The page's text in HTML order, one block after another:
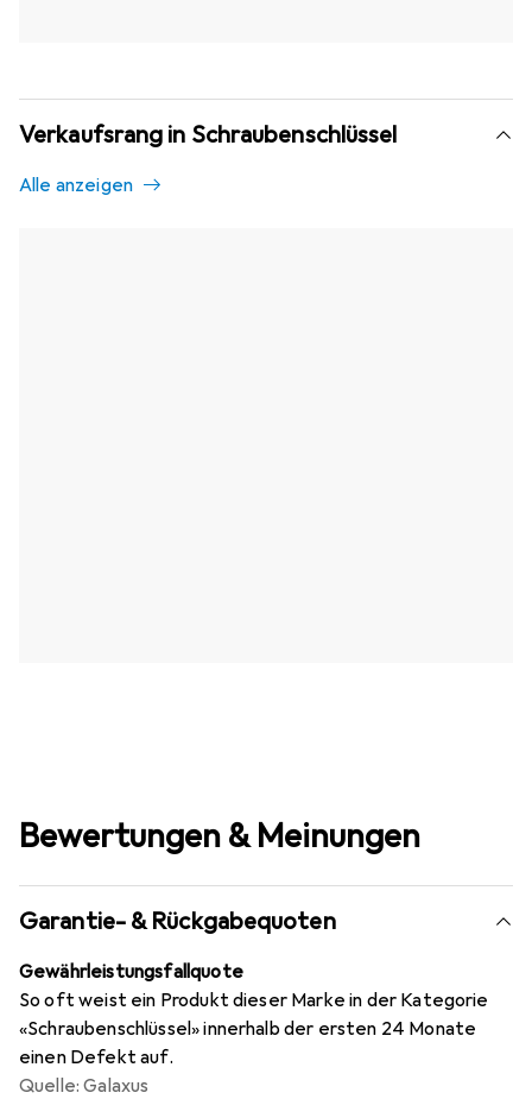
Verkaufsrang in Schraubenschlüssel
Alle anzeigen
Bewertungen & Meinungen
Garantie- & Rückgabequoten
Gewährleistungsfallquote
So oft weist ein Produkt dieser Marke in der Kategorie
«Schraubenschlüssel» innerhalb der ersten 24 Monate
einen Defekt auf.
Quelle: Galaxus